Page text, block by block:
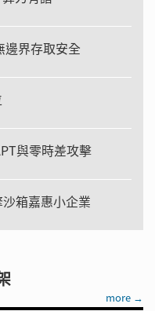
邊界存取安全
與零時差攻擊
箱嘉惠小企業
more →